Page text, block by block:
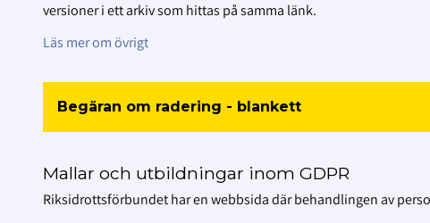
versioner i ett arkiv som hittas på samma länk.
Läs mer om övrigt
Begäran om radering - blankett
Mallar och utbildningar inom GDPR
Riksidrottsförbundet har en webbsida där behandlingen av